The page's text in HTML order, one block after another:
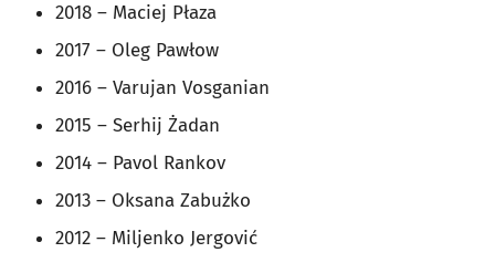
2018 – Maciej Płaza
2017 – Oleg Pawłow
2016 – Varujan Vosganian
2015 – Serhij Żadan
2014 – Pavol Rankov
2013 – Oksana Zabużko
2012 – Miljenko Jergović